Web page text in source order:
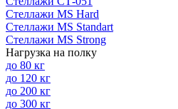
Стеллажи MS Hard
Стеллажи MS Standart
Стеллажи MS Strong
Нагрузка на полку
до 80 кг
до 120 кг
до 200 кг
до 300 кг